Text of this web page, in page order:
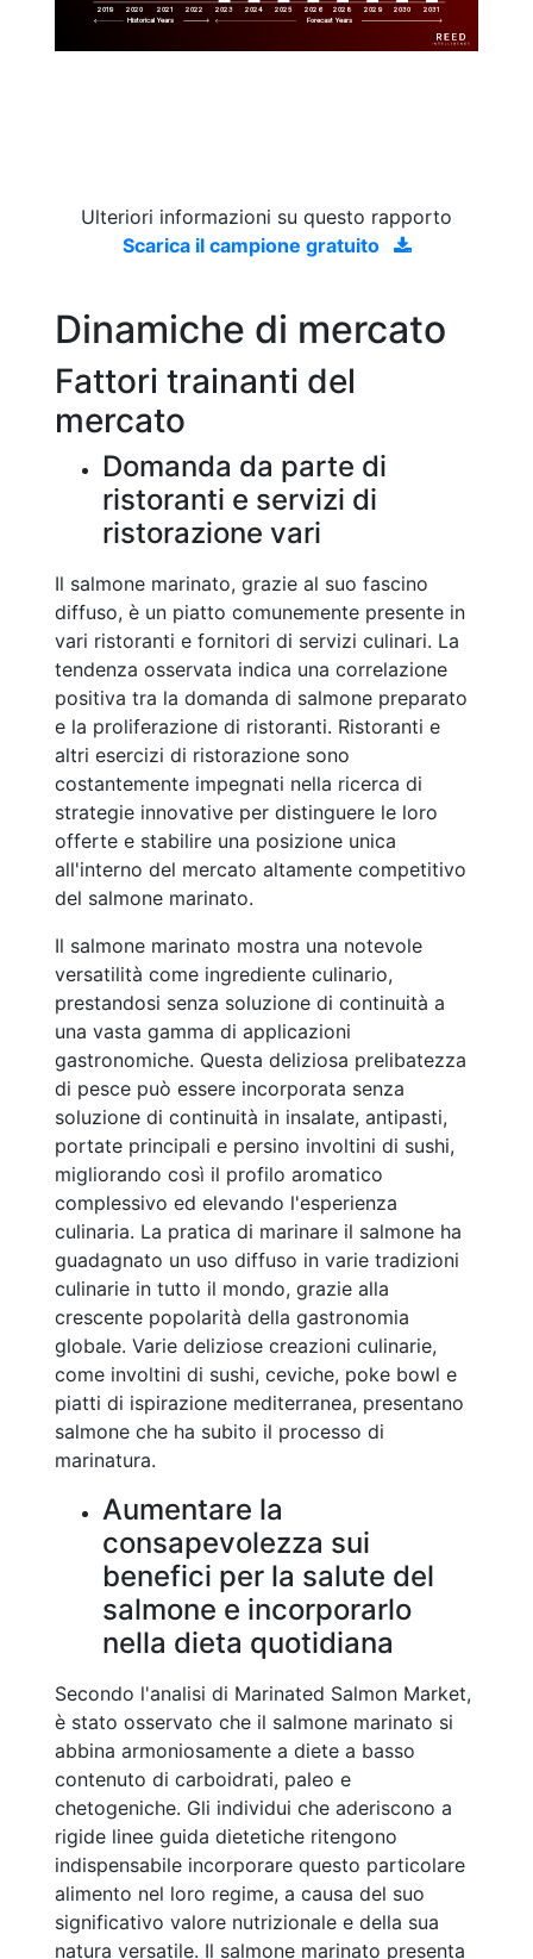
2019 2020 2021 2022 2023 2024 2025 2026 2028 2029 2030 2031
Historical Years Forecast Years
Ulteriori informazioni su questo rapporto
Scarica il campione gratuito
Dinamiche di mercato
Fattori trainanti del
mercato
Domanda da parte di
ristoranti e servizi di
ristorazione vari
Il salmone marinato, grazie al suo fascino
diffuso, è un piatto comunemente presente in
vari ristoranti e fornitori di servizi culinari. La
tendenza osservata indica una correlazione
positiva tra la domanda di salmone preparato
e la proliferazione di ristoranti. Ristoranti e
altri esercizi di ristorazione sono
costantemente impegnati nella ricerca di
strategie innovative per distinguere le loro
offerte e stabilire una posizione unica
all'interno del mercato altamente competitivo
del salmone marinato.
Il salmone marinato mostra una notevole
versatilità come ingrediente culinario,
prestandosi senza soluzione di continuità a
una vasta gamma di applicazioni
gastronomiche. Questa deliziosa prelibatezza
di pesce può essere incorporata senza
soluzione di continuità in insalate, antipasti,
portate principali e persino involtini di sushi,
migliorando così il profilo aromatico
complessivo ed elevando l'esperienza
culinaria. La pratica di marinare il salmone ha
guadagnato un uso diffuso in varie tradizioni
culinarie in tutto il mondo, grazie alla
crescente popolarità della gastronomia
globale. Varie deliziose creazioni culinarie,
come involtini di sushi, ceviche, poke bowl e
piatti di ispirazione mediterranea, presentano
salmone che ha subito il processo di
marinatura.
Aumentare la
consapevolezza sui
benefici per la salute del
salmone e incorporarlo
nella dieta quotidiana
Secondo l'analisi di Marinated Salmon Market,
è stato osservato che il salmone marinato si
abbina armoniosamente a diete a basso
contenuto di carboidrati, paleo e
chetogeniche. Gli individui che aderiscono a
rigide linee guida dietetiche ritengono
indispensabile incorporare questo particolare
alimento nel loro regime, a causa del suo
significativo valore nutrizionale e della sua
natura versatile. Il salmone marinato presenta